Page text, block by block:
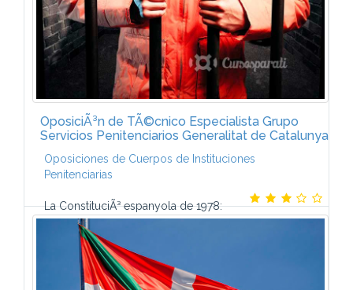
OposiciÃ³n de TÃ©cnico Especialista Grupo
Servicios Penitenciarios Generalitat de Catalunya
Oposiciones de Cuerpos de Instituciones
Penitenciarias
La ConstituciÃ³ espanyola de 1978:
estructura, contingut i principis. Drets i deures
fonamentals. El Tribunal Constitucional. La Corona.
Les Corts Generals: composiciÃ³ i...